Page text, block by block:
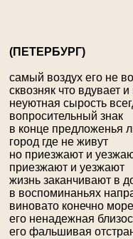
(П ЕТЕРБУРГ)
самый воздух его не
сквозняк что вдувает
неуютная сырость
вопросительный знак
в конце предложенья
город где не живут
но приезжают и
приезжают и уезжают
жизнь заканчивают в
в воспоминаньях
виновато конечно море
его ненадежная
его фальшивая